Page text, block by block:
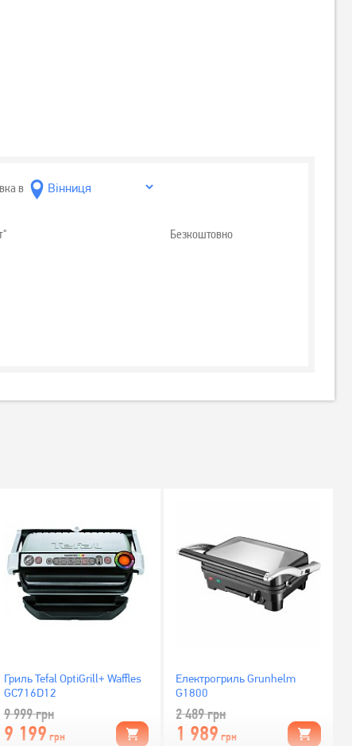
в
Безкоштовно
Гриль Tefal OptiGrill+ Waffles
GC716D12
9 999грн
9 199 грн
Електрогриль Grunhelm
G1800
2 489грн
1 989 грн